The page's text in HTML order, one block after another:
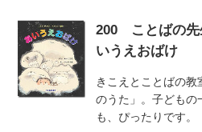
200 ことばの先
いうえおばけ
きこえとことばの
のうた」。子どもの
も、ぴったりです。